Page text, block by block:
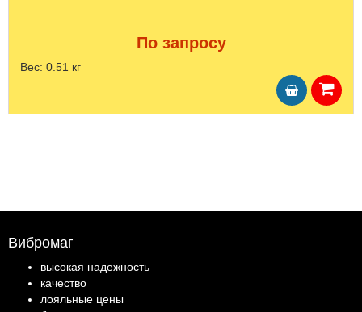
По запросу
Вес: 0.51 кг
Вибромаг
высокая надежность
качество
лояльные цены